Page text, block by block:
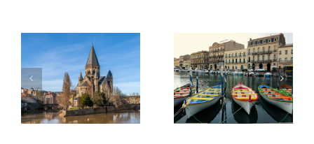
Sète (10e
symposium 2024)
Paris (12e colloque
2023)